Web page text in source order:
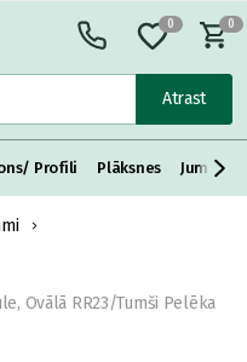
Atrast
0 0
Profili Plāksnes Jumta
Ovālā RR23/Tumši Pelēka